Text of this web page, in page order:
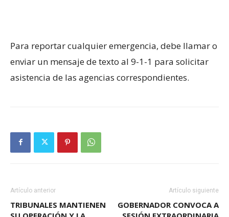
Para reportar cualquier emergencia, debe llamar o
enviar un mensaje de texto al 9-1-1 para solicitar
asistencia de las agencias correspondientes.
Artículo anterior
TRIBUNALES MANTIENEN
Artículo siguiente
GOBERNADOR CONVOCA A